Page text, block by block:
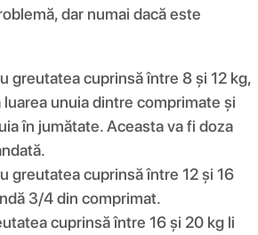
dar numai dacă este
greutatea cuprinsă între 8 și 12 kg,
unuia dintre comprimate și
în jumătate. Aceasta va fi doza
greutatea cuprinsă între 12 și 16
3/4 din comprimat.
cuprinsă între 16 și 20 kg li